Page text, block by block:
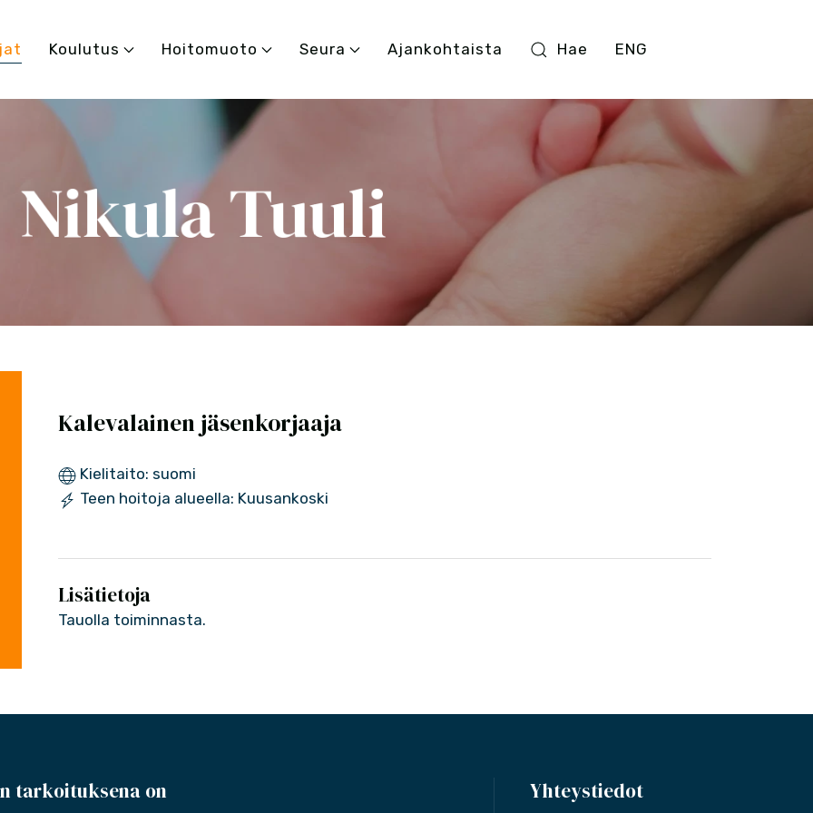
Koulutus Hoitomuoto Seura Ajankohtaista Hae ENG
Nikula Tuuli
Kalevalainen jäsenkorjaaja
Kielitaito: suomi
Teen hoitoja alueella: Kuusankoski
Lisätietoja
Tauolla toiminnasta.
tarkoituksena on Yhteystiedot